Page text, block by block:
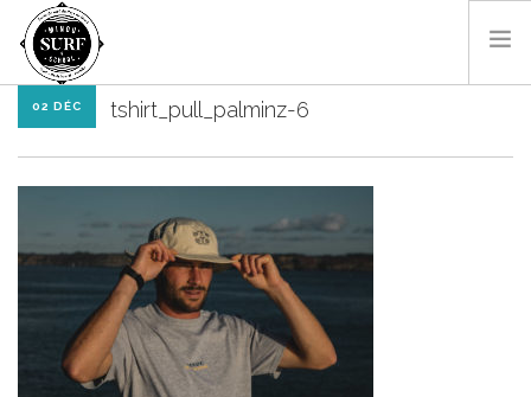
SURF & BODYBOARD
PADDLE
CONTACT
RÉSA EN LIGNE
02 DÉC tshirt_pull_palminz-6